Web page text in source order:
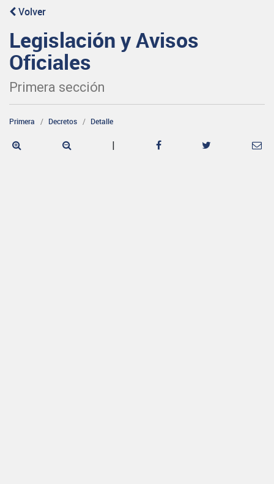
Volver
Legislación y Avisos
Oficiales
Primera sección
Primera Decretos Detalle
|